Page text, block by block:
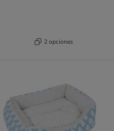
2 opciones